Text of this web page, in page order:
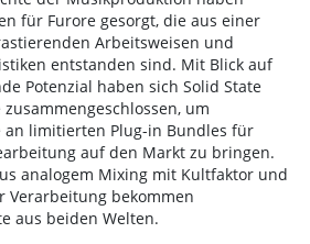
für Furore gesorgt, die aus einer
Arbeitsweisen und
entstanden sind. Mit Blick auf
Potenzial haben sich Solid State
zusammengeschlossen, um
an limitierten Plug-in Bundles für
auf den Markt zu bringen.
analogem Mixing mit Kultfaktor und
Verarbeitung bekommen
aus beiden Welten.